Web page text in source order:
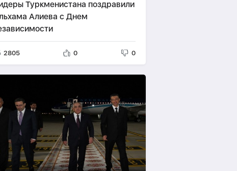
Туркменистана поздравили
Алиева с Днем
2805 0 0